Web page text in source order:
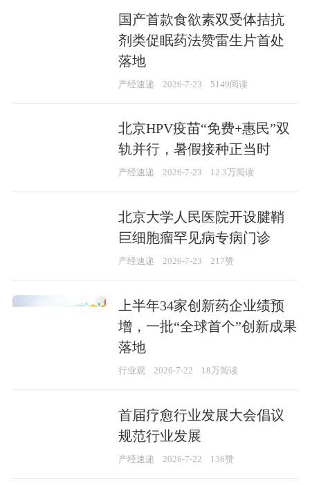
国产首款食欲素双受体拮抗
剂类促眠药法赞雷生片首处
落地
产经速递 2026-7-23 5149阅读
北京HPV疫苗“免费+惠民”双
轨并行，暑假接种正当时
产经速递 2026-7-23 12.3万阅读
北京大学人民医院开设腱鞘
巨细胞瘤罕见病专病门诊
产经速递 2026-7-23 217赞
上半年34家创新药企业绩预
增，一批“全球首个”创新成果
落地
行业观 2026-7-22 18万阅读
首届疗愈行业发展大会倡议
规范行业发展
产经速递 2026-7-22 136赞